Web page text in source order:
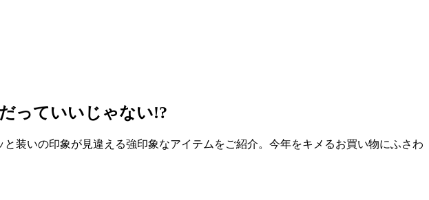
っていいじゃない!?
装いの印象が見違える強印象なアイテムをご紹介。今年をキメるお買い物にふさわ